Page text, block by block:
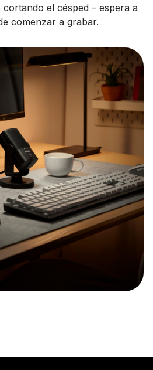
el césped – espera a
comenzar a grabar.